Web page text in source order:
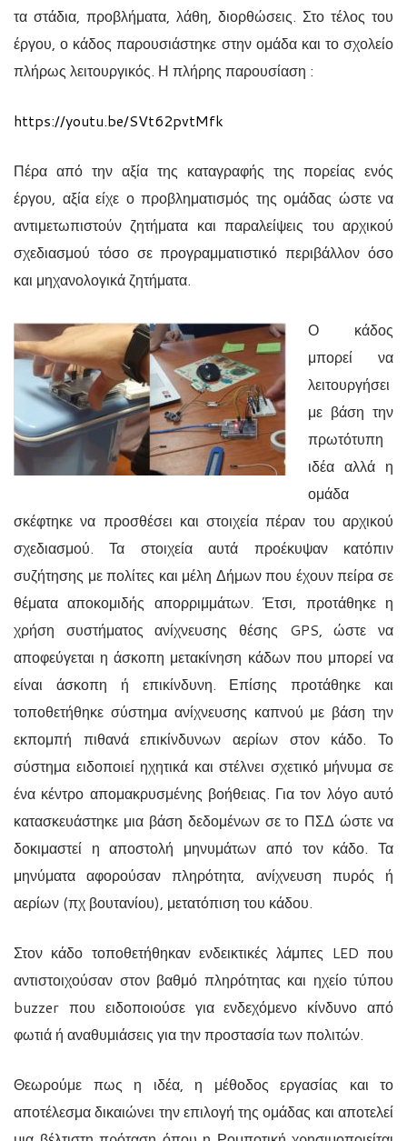
τα στάδια, προβλήματα, λάθη, διορθώσεις. Στο τέλος του
έργου, ο κάδος παρουσιάστηκε στην ομάδα και το σχολείο
πλήρως λειτουργικός. Η πλήρης παρουσίαση :
https://youtu.be/SVt62pvtMfk
Πέρα από την αξία της καταγραφής της πορείας ενός
έργου, αξία είχε ο προβληματισμός της ομάδας ώστε να
αντιμετωπιστούν ζητήματα και παραλείψεις του αρχικού
σχεδιασμού τόσο σε προγραμματιστικό περιβάλλον όσο
και μηχανολογικά ζητήματα.
Ο κάδος
μπορεί να
λειτουργήσει
με βάση την
πρωτότυπη
ιδέα αλλά η
ομάδα
σκέφτηκε να προσθέσει και στοιχεία πέραν του αρχικού
σχεδιασμού. Τα στοιχεία αυτά προέκυψαν κατόπιν
συζήτησης με πολίτες και μέλη Δήμων που έχουν πείρα σε
θέματα αποκομιδής απορριμμάτων. Έτσι, προτάθηκε η
χρήση συστήματος ανίχνευσης θέσης GPS,ώστε να
αποφεύγεται η άσκοπη μετακίνηση κάδων που μπορεί να
είναι άσκοπη ή επικίνδυνη. Επίσης προτάθηκε και
τοποθετήθηκε σύστημα ανίχνευσης καπνού με βάση την
εκπομπή πιθανά επικίνδυνων αερίων στον κάδο. Το
σύστημα ειδοποιεί ηχητικά και στέλνει σχετικό μήνυμα σε
ένα κέντρο απομακρυσμένης βοήθειας. Για τον λόγο αυτό
κατασκευάστηκε μια βάση δεδομένων σε το ΠΣΔ ώστε να
δοκιμαστεί η αποστολή μηνυμάτων από τον κάδο. Τα
μηνύματα αφορούσαν πληρότητα, ανίχνευση πυρός ή
αερίων (πχ βουτανίου), μετατόπιση του κάδου.
Στον κάδο τοποθετήθηκαν ενδεικτικές λάμπες LEDπου
αντιστοιχούσαν στον βαθμό πληρότητας και ηχείο τύπου
buzzer που ειδοποιούσε για ενδεχόμενο κίνδυνο από
φωτιά ή αναθυμιάσεις για την προστασία των πολιτών.
Θεωρούμε πως η ιδέα, η μέθοδος εργασίας και το
αποτέλεσμα δικαιώνει την επιλογή της ομάδας και αποτελεί